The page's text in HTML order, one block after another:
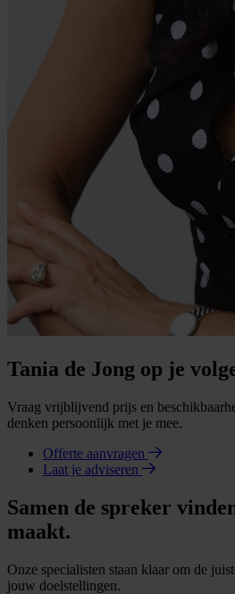
Tania de Jong op je
Vraag vrijblijvend prijs en
denken persoonlijk met je mee.
Offerte aanvragen
Laat je adviseren
Samen de spreker
maakt.
Onze specialisten staan klaar om de
jouw doelstellingen.